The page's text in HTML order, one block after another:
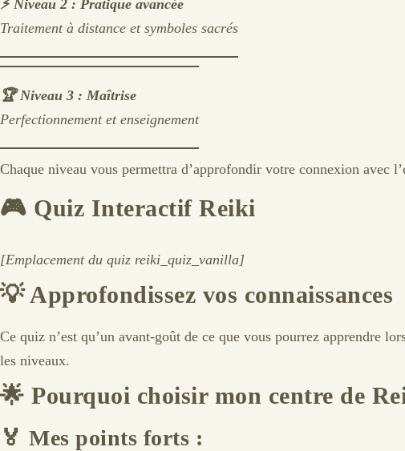
⚡ Niveau 2 : Pratique avancée
Traitement à distance et symboles sacrés
🏆 Niveau 3 : Maîtrise
Perfectionnement et enseignement
Chaque niveau vous permettra d’approfondir votre connexion avec
🎮 Quiz Interactif Reiki
[Emplacement du quiz reiki_quiz_vanilla]
💡Approfondissez vos connaissances
Ce quiz n’est qu’un avant-goût de ce que vous pourrez apprendre
les niveaux.
🌟 Pourquoi choisir mon centre de
🏅 Mes points forts :